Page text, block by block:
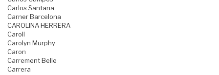
Carlos Santana
Carner Barcelona
CAROLINA HERRERA
Caroll
Carolyn Murphy
Caron
Carrement Belle
Carrera